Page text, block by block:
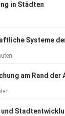
in Städten
und